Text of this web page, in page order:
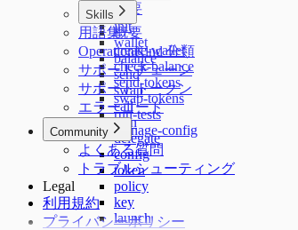
概要
init
wallet
balance
send
swap
call
sign
delegate
config
token
policy
key
launch
Skills
概要
create-wallet
check-balance
send-tokens
swap-tokens
run-tests
manage-config
用語集
OperationKind 分類
サポートチェーン
サポートトークン
エラーコード
Community
よくある質問
トラブルシューティング
Legal
利用規約
プライバシーポリシー